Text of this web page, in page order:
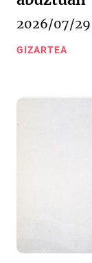
2026/07/29
GIZARTEA